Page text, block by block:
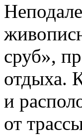
сруб»,
отдыха.
и
от